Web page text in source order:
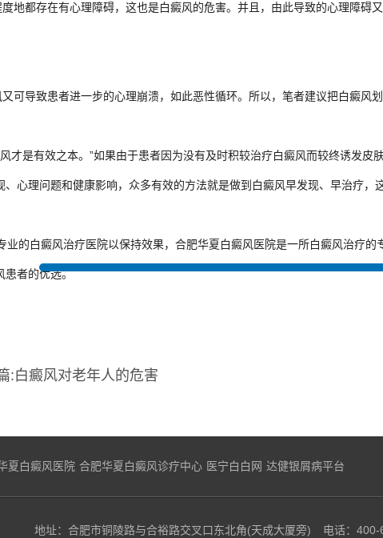
地都存在有心理障碍，这也是白癜风的危害。并且，由此导致的心理障碍
导致患者进一步的心理崩溃，如此恶性循环。所以，笔者建议把白癜风划
才是有效之本。”如果由于患者因为没有及时积较治疗白癜风而较终诱发皮
心理问题和健康影响，众多有效的方法就是做到白癜风早发现、早治疗，
业的白癜风治疗医院以保持效果，合肥华夏 白癜风医院是一所白癜风治疗的
患者的优选。
:白癜风对老年人的危害
夏白癜风医院 合肥华夏白癜风诊疗中心 医宁白白网 达健银屑病平台
地址：合肥市铜陵路与合裕路交叉口东北角(天成大厦旁) 电话：400-
合肥华夏白癜风预约挂号中心
在的，请讲！您的白斑在什么部位？